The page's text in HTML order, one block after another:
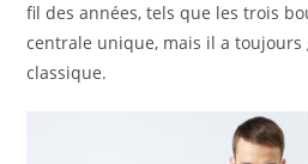
fil des années, tels que les trois
centrale unique, mais il a
classique.